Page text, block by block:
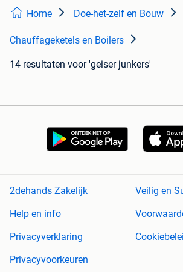
Home Doe-het-zelf en Bouw
Chauffageketels en Boilers
14 resultaten voor 'geiser junkers'
2dehands Zakelijk
Veilig en
Help en info
Privacyverklaring
Privacyvoorkeuren